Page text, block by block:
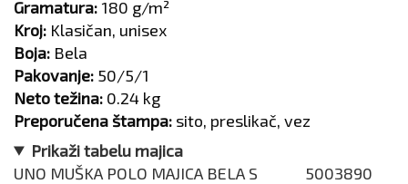
Gramatura: 180 g/m²
Kroj: Klasičan, unisex
Boja: Bela
Pakovanje: 50/5/1
Neto težina: 0.24 kg
Preporučena štampa: sito, preslikač, vez
Prikaži tabelu majica
UNO MUŠKA POLO MAJICA BELA S
5003890